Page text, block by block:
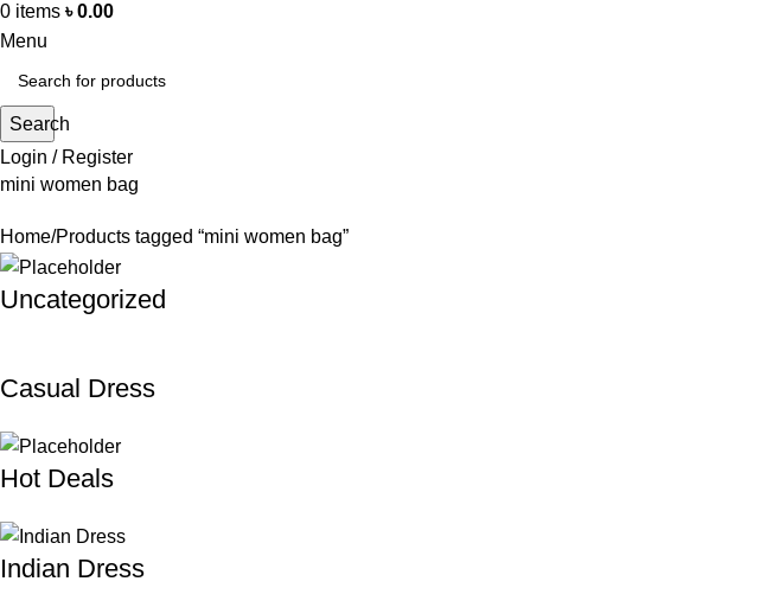
0 items ৳0.00
Menu
Search
Login / Register
mini women bag
Home Products tagged “mini women bag”
Uncategorized
Casual Dress
Hot Deals
Indian Dress